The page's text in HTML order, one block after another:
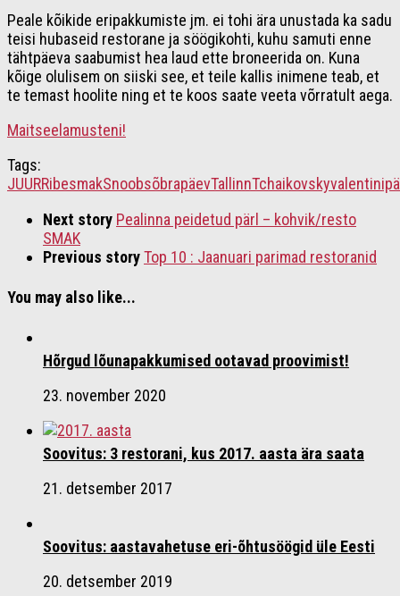
Peale kõikide eripakkumiste jm. ei tohi ära unustada ka sadu
teisi hubaseid restorane ja söögikohti, kuhu samuti enne
tähtpäeva saabumist hea laud ette broneerida on. Kuna
kõige olulisem on siiski see, et teile kallis inimene teab, et
te temast hoolite ning et te koos saate veeta võrratult aega.
Maitseelamusteni!
Tags:
JUURRibesmakSnoobsõbrapäevTallinnTchaikovsky
Next story Pealinna peidetud pärl – kohvik/resto
SMAK
Previous storyTop 10 : Jaanuari parimad restoranid
You may also like...
Hõrgud lõunapakkumised ootavad proovimist!
23. november 2020
Soovitus: 3 restorani, kus 2017. aasta ära saata
21. detsember 2017
Soovitus: aastavahetuse eri-õhtusöögid üle Eesti
20. detsember 2019